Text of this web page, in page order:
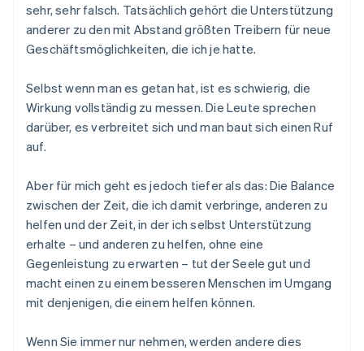
sehr, sehr falsch. Tatsächlich gehört die Unterstützung
anderer zu den mit Abstand größten Treibern für neue
Geschäftsmöglichkeiten, die ich je hatte.
Selbst wenn man es getan hat, ist es schwierig, die
Wirkung vollständig zu messen. Die Leute sprechen
darüber, es verbreitet sich und man baut sich einen Ruf
auf.
Aber für mich geht es jedoch tiefer als das: Die Balance
zwischen der Zeit, die ich damit verbringe, anderen zu
helfen und der Zeit, in der ich selbst Unterstützung
erhalte – und anderen zu helfen, ohne eine
Gegenleistung zu erwarten – tut der Seele gut und
macht einen zu einem besseren Menschen im Umgang
mit denjenigen, die einem helfen können.
Wenn Sie immer nur nehmen, werden andere dies